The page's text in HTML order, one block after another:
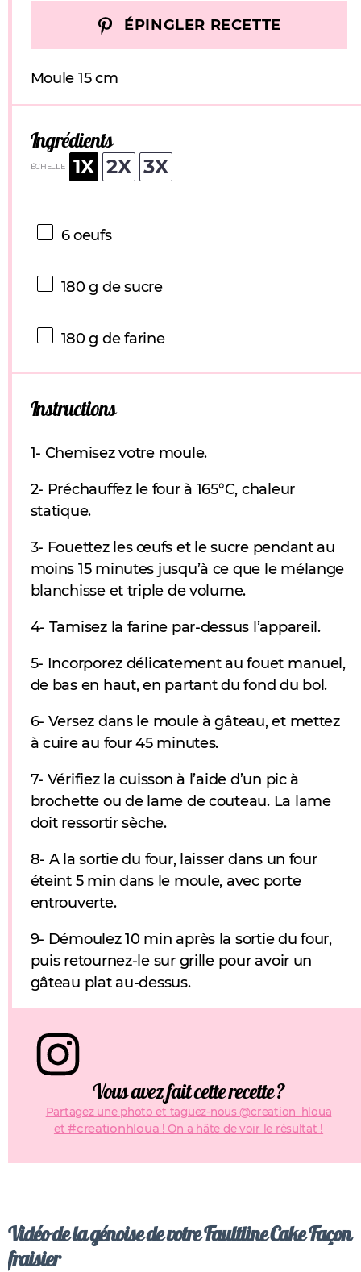
ÉPINGLER RECETTE
Moule 15 cm
Ingrédients
ÉCHELLE 1X 2X 3X
6oeufs
180 g de sucre
180 g de farine
Instructions
1- Chemisez votre moule.
2- Préchauffez le four à 165°C, chaleur
statique.
3- Fouettez les œufs et le sucre pendant au
moins 15 minutes jusqu’à ce que le mélange
blanchisse et triple de volume.
4- Tamisez la farine par-dessus l’appareil.
5- Incorporez délicatement au fouet manuel,
de bas en haut, en partant du fond du bol.
6- Versez dans le moule à gâteau, et mettez
à cuire au four 45 minutes.
7- Vérifiez la cuisson à l’aide d’un pic à
brochette ou de lame de couteau. La lame
doit ressortir sèche.
8- A la sortie du four, laisser dans un four
éteint 5 min dans le moule, avec porte
entrouverte.
9- Démoulez 10 min après la sortie du four,
puis retournez-le sur grille pour avoir un
gâteau plat au-dessus.
Vous avez fait cette recette ?
Partagez une photo et taguez-nous @creation_hloua
et#creationhloua ! On a hâte de voir le résultat !
Vidéo de la génoise de votre Faultline Cake Façon
fraisier